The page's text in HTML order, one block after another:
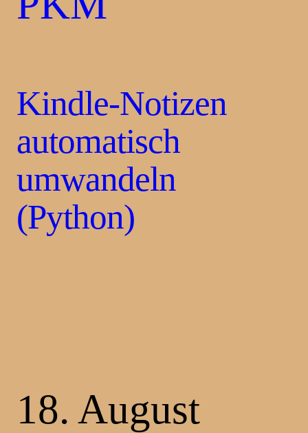
Kindle-Notizen
automatisch
umwandeln
(Python)
18. August